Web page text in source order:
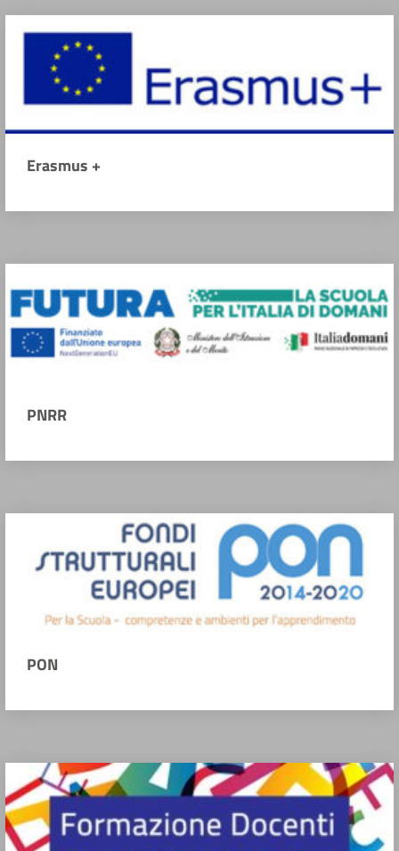
Erasmus +
PNRR
PON